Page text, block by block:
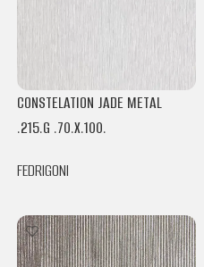
CONSTELATION JADE METAL
.215.G .70.X.100.
FEDRIGONI